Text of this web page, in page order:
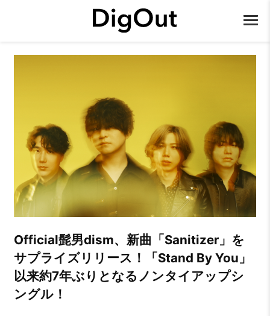
Official髭男dism、新曲「Sanitizer」を
サプライズリリース！「Stand By You」
以来約7年ぶりとなるノンタイアップシ
ングル！